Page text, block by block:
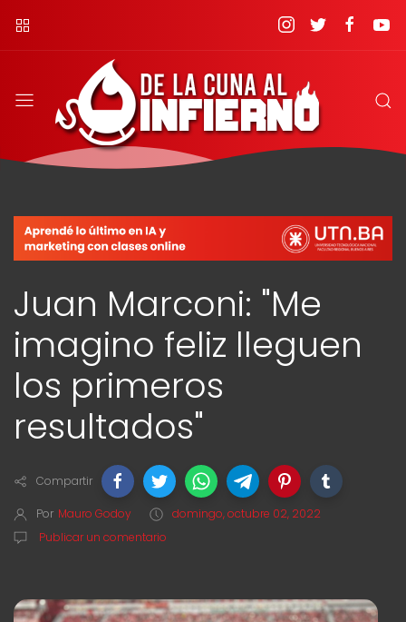
Juan Marconi: "Me
imagino feliz lleguen
los primeros
resultados"
Compartir
Por Mauro Godoy
domingo, octubre 02, 2022
Publicar un comentario